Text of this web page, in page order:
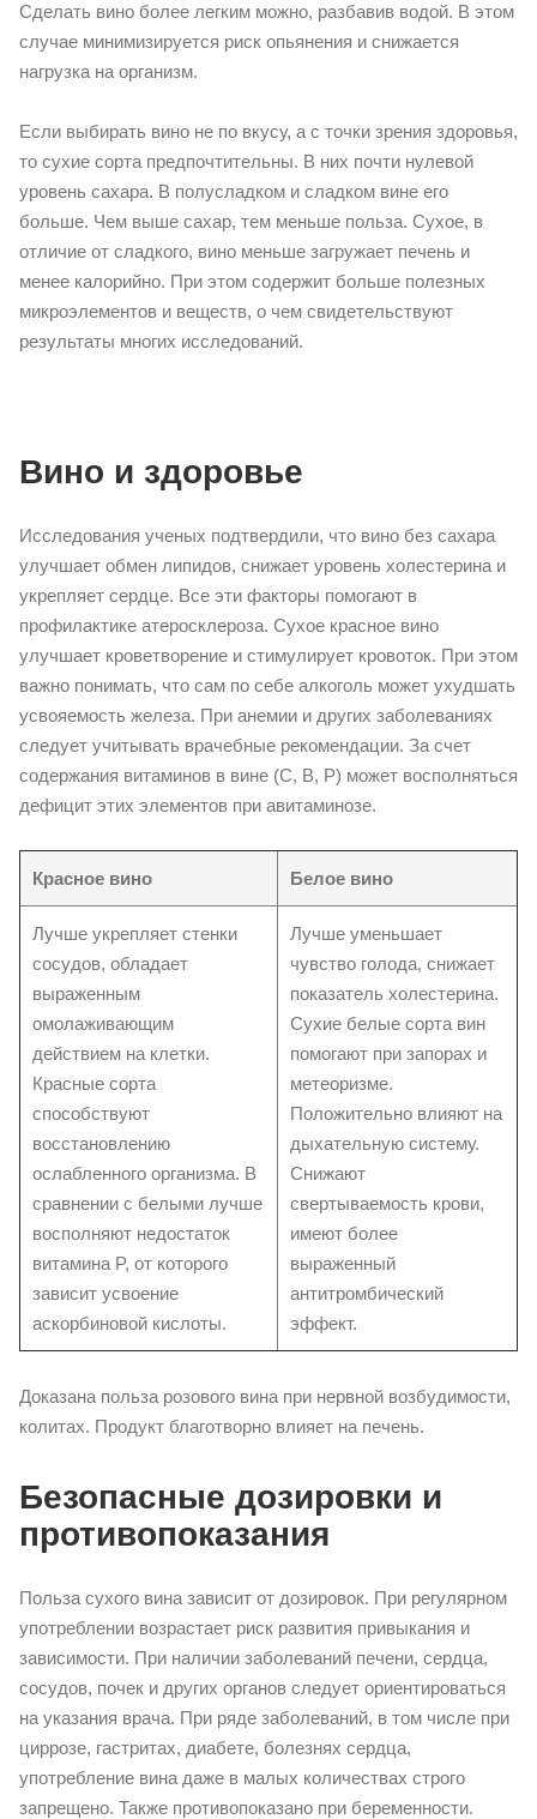
Сделать вино более легким можно, разбавив водой. В этом
случае минимизируется риск опьянения и снижается
нагрузка на организм.
Если выбирать вино не по вкусу, а с точки зрения здоровья,
то сухие сорта предпочтительны. В них почти нулевой
уровень сахара. В полусладком и сладком вине его
больше. Чем выше сахар, тем меньше польза. Сухое, в
отличие от сладкого, вино меньше загружает печень и
менее калорийно. При этом содержит больше полезных
микроэлементов и веществ, о чем свидетельствуют
результаты многих исследований.
Вино и здоровье
Исследования ученых подтвердили, что вино без сахара
улучшает обмен липидов, снижает уровень холестерина и
укрепляет сердце. Все эти факторы помогают в
профилактике атеросклероза. Сухое красное вино
улучшает кроветворение и стимулирует кровоток. При этом
важно понимать, что сам по себе алкоголь может ухудшать
усвояемость железа. При анемии и других заболеваниях
следует учитывать врачебные рекомендации. За счет
содержания витаминов в вине (C, B, P) может восполняться
дефицит этих элементов при авитаминозе.
Красное вино Белое вино
Лучше укрепляет стенки
сосудов, обладает
выраженным
омолаживающим
действием на клетки.
Красные сорта
способствуют
восстановлению
ослабленного организма. В
сравнении с белыми лучше
восполняют недостаток
витамина P, от которого
зависит усвоение
аскорбиновой кислоты.
Лучше уменьшает
чувство голода, снижает
показатель холестерина.
Сухие белые сорта вин
помогают при запорах и
метеоризме.
Положительно влияют на
дыхательную систему.
Снижают
свертываемость крови,
имеют более
выраженный
антитромбический
эффект.
Доказана польза розового вина при нервной возбудимости,
колитах. Продукт благотворно влияет на печень.
Безопасные дозировки и
противопоказания
Польза сухого вина зависит от дозировок. При регулярном
употреблении возрастает риск развития привыкания и
зависимости. При наличии заболеваний печени, сердца,
сосудов, почек и других органов следует ориентироваться
на указания врача. При ряде заболеваний, в том числе при
циррозе, гастритах, диабете, болезнях сердца,
употребление вина даже в малых количествах строго
запрещено. Также противопоказано при беременности.